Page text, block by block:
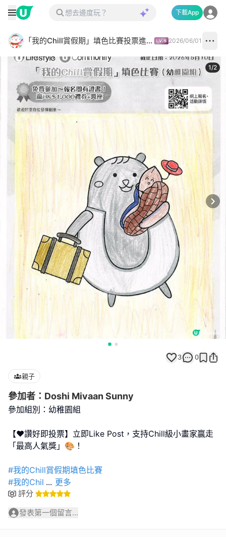
下載App
「我的Chill賞假期」填色比賽投票進行中✅ 2026/06/01
1/2
3 0
親子
參加者：Doshi Mivaan Sunny
參加組別：幼稚園組
【❤️讚好即投票】立即Like Post，支持Chill級小畫家贏走
「最高人氣獎」🎨！
#我的Chill賞假期填色比賽
#我的Chil ... 更多
評分
發表第一個留言...